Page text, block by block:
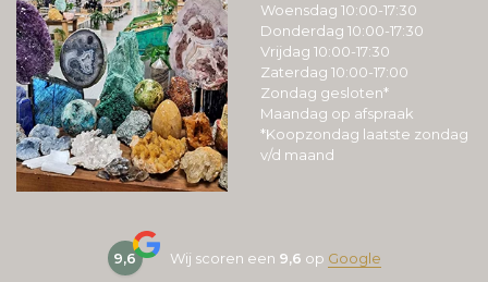
Woensdag 10:00-17:30
Donderdag 10:00-17:30
Vrijdag 10:00-17:30
Zaterdag 10:00-17:00
Zondag gesloten*
Maandag op afspraak
*Koopzondag laatste zondag
v/d maand
9,6 Wij scoren een 9,6 op Google